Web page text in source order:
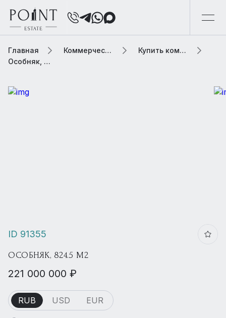
Главная Коммерческая элитная недвижимость
Купить коммерческую недвижимость
Особняк, 824.5 м2
ID 91355
ОСОБНЯК, 824.5 М2
221 000 000 ₽
RUB USD EUR